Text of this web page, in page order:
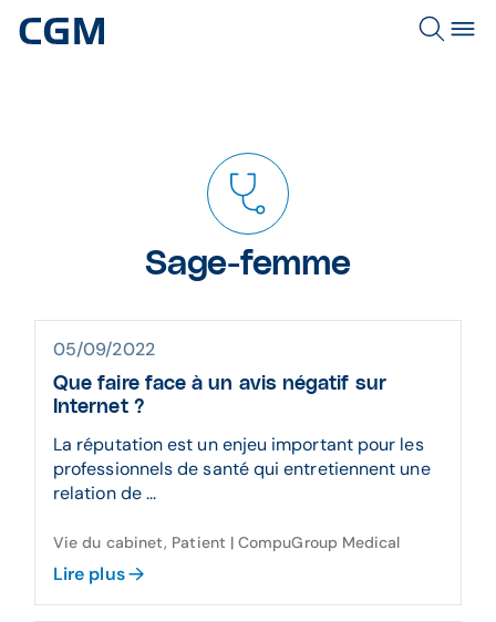
Sage-femme
05/09/2022
Que faire face à un avis négatif sur
Internet ?
La réputation est un enjeu important pour les
professionnels de santé qui entretiennent une
relation de ...
Vie du cabinet, Patient | CompuGroup Medical
Lire plus